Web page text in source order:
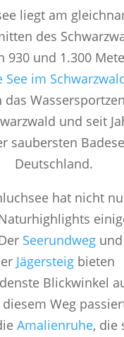
liegt am
des
930 und 1.300
See im
das
und seit
saubersten
Deutschland.
hat nicht
Seerundweg
Jägersteig bieten
Blickwinkel
diesem Weg
Amalienruhe, die